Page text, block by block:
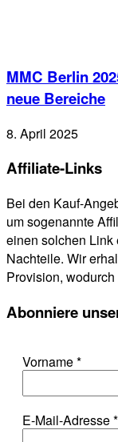
MMC Berlin
neue Bereiche
8. April 2025
Affiliate-Links
Bei den Kauf-
um sogenannte
einen solchen Link
Nachteile. Wir
Provision,
Abonniere
Vorname*
E-Mail-Adresse*